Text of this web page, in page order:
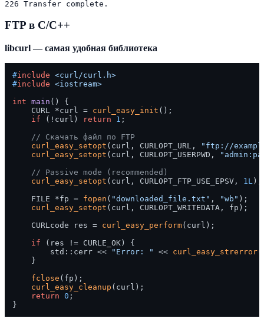
FTP в C/C++
libcurl — самая удобная библиотека
#include <curl/curl.h>
#include <iostream>
int main ()
{
    CURL *curl =
curl_easy_init ();
if (!curl) return 1 ;
// Скачать файл по FTP
curl_easy_setopt (curl, CURLOPT_URL,
"ftp://
curl_easy_setopt (curl, CURLOPT_USERPWD,
// Passive mode (recommended)
curl_easy_setopt (curl, CURLOPT_FTP_USE_EPSV, 1L );
    FILE *fp =
fopen ( "downloaded_file.txt" , "wb" );
curl_easy_setopt (curl, CURLOPT_WRITEDATA, fp);
    CURLcode res =
curl_easy_perform(curl);
if (res != CURLE_OK) {
        std::cerr <<
"Error: " << curl_easy_strerror
    }
fclose (fp);
curl_easy_cleanup (curl);
return 0 ;